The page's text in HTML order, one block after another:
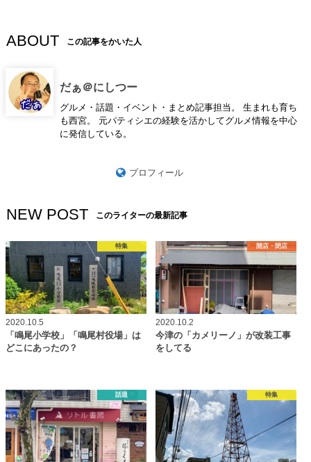
ABOUT この記事をかいた人
だぁ＠にしつー
グルメ・話題・イベント・まとめ記事担当。 生まれも育ち
も西宮。 元パティシエの経験を活かしてグルメ情報を中心
に発信している。
プロフィール
NEW POST このライターの最新記事
特集
2020.10.5
「鳴尾小学校」「鳴尾村役場」は
どこにあったの？
開店・閉店
2020.10.2
今津の「カメリーノ」が改装工事
をしてる
話題 特集